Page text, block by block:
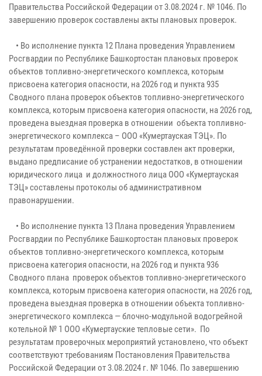
Правительства Российской Федерации от 3.08.2024 г. № 1046. По
завершению проверок составлены акты плановых проверок.
• Во исполнение пункта 12 Плана проведения Управлением
Росгвардии по Республике Башкортостан плановых проверок
объектов топливно-энергетического комплекса, которым
присвоена категория опасности, на 2026 год и пункта 935
Сводного плана проверок объектов топливно-энергетического
комплекса, которым присвоена категория опасности, на 2026 год,
проведена выездная проверка в отношении объекта топливно-
энергетического комплекса – ООО «Кумертауская ТЭЦ». По
результатам проведённой проверки составлен акт проверки,
выдано предписание об устранении недостатков, в отношении
юридического лица и должностного лица ООО «Кумертауская
ТЭЦ» составлены протоколы об административном
правонарушении.
• Во исполнение пункта 13 Плана проведения Управлением
Росгвардии по Республике Башкортостан плановых проверок
объектов топливно-энергетического комплекса, которым
присвоена категория опасности, на 2026 год и пункта 936
Сводного плана проверок объектов топливно-энергетического
комплекса, которым присвоена категория опасности, на 2026 год,
проведена выездная проверка в отношении объекта топливно-
энергетического комплекса — блочно-модульной водогрейной
котельной № 1 ООО «Кумертауские тепловые сети». По
результатам проверочных мероприятий установлено, что объект
соответствуют требованиям Постановления Правительства
Российской Федерации от 3.08.2024 г. № 1046. По завершению